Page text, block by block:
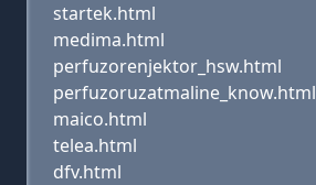
startek.html
medima.html
perfuzorenjektor_hsw.html
perfuzoruzatmaline_know.html
maico.html
telea.html
dfv.html